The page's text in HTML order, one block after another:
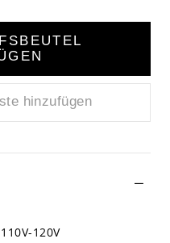
hinzufügen
110V-120V